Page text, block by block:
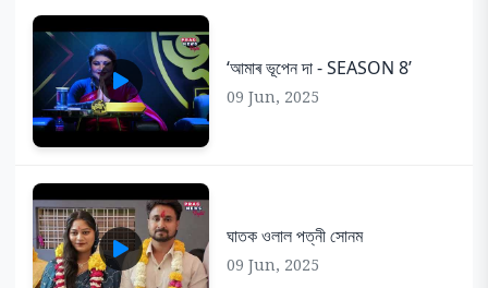
‘আমাৰ ভূপেন দা - SEASON 8’
09 Jun, 2025
ঘাতক ওলাল পত্নী সোনম
09 Jun, 2025